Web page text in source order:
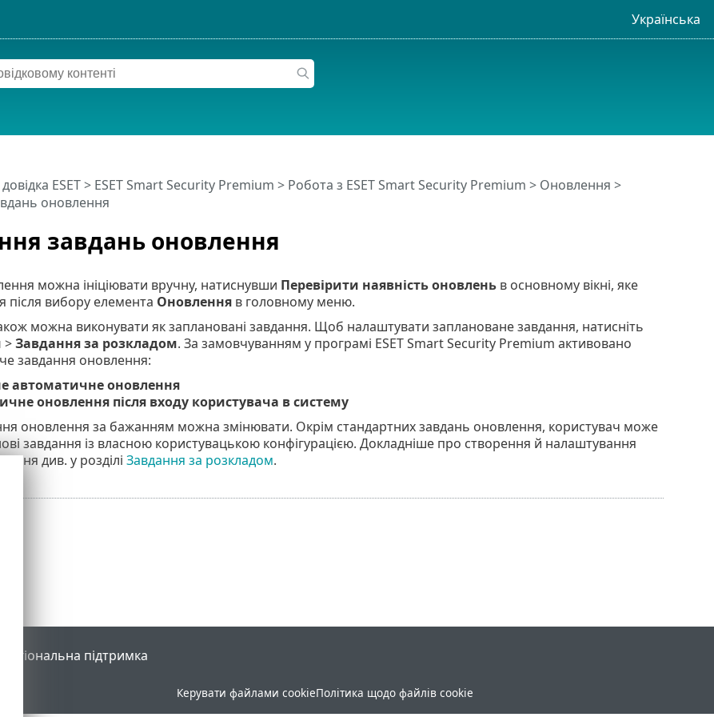
Українська
завдань оновлення
ESET> ESET Smart Security Premium > Робота з ESET Smart Security Premium > Оновлення >
оновлення
можна ініціювати вручну, натиснувши Перевірити наявність оновленьв основному вікні, яке
після вибору елемента Оновленняв головному меню.
можна виконувати як заплановані завдання. Щоб налаштувати заплановане завдання, натисніть
>Завдання за розкладом. За замовчуванням у програмі ESET Smart Security Premium активовано
завдання оновлення:
автоматичне оновлення
оновлення після входу користувача в систему
оновлення за бажанням можна змінювати. Окрім стандартних завдань оновлення, користувач може
завдання із власною користувацькою конфігурацією. Докладніше про створення й налаштування
див. у розділі Завдання за розкладом.
Регіональна підтримка
Керувати файлами cookieПолітика щодо файлів cookie